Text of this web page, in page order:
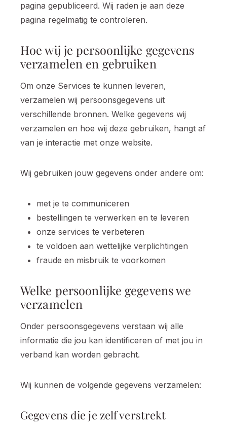
pagina gepubliceerd. Wij raden je aan deze
pagina regelmatig te controleren.
Hoe wij je persoonlijke gegevens
verzamelen en gebruiken
Om onze Services te kunnen leveren,
verzamelen wij persoonsgegevens uit
verschillende bronnen. Welke gegevens wij
verzamelen en hoe wij deze gebruiken, hangt af
van je interactie met onze website.
Wij gebruiken jouw gegevens onder andere om:
met je te communiceren
bestellingen te verwerken en te leveren
onze services te verbeteren
te voldoen aan wettelijke verplichtingen
fraude en misbruik te voorkomen
Welke persoonlijke gegevens we
verzamelen
Onder persoonsgegevens verstaan wij alle
informatie die jou kan identificeren of met jou in
verband kan worden gebracht.
Wij kunnen de volgende gegevens verzamelen:
Gegevens die je zelf verstrekt